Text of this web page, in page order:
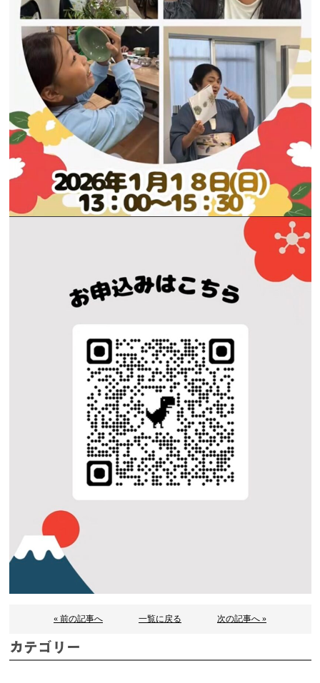
« 前の記事へ 一覧に戻る 次の記事へ »
カテゴリー